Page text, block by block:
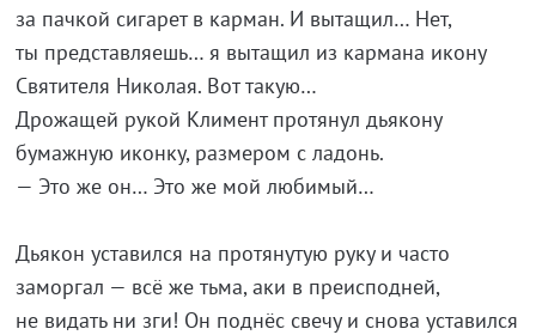
за пачкой сигарет в карман. И вытащил… Нет,
ты представляешь… я вытащил из кармана икону
Святителя Николая. Вот такую…
Дрожащей рукой Климент протянул дьякону
бумажную иконку, размером с ладонь.
— Это же он… Это же мой любимый…
Дьякон уставился на протянутую руку и часто
заморгал — всё же тьма, аки в преисподней,
не видать ни зги! Он поднёс свечу и снова уставился